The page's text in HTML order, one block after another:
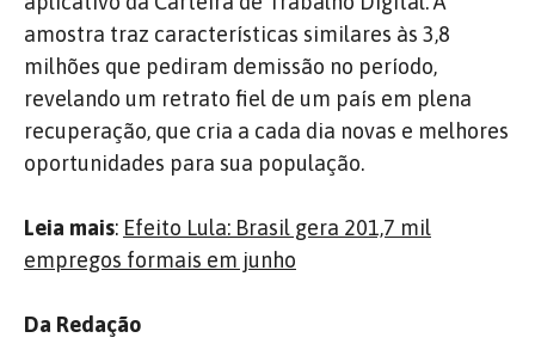
amostra traz características similares às 3,8
milhões que pediram demissão no período,
revelando um retrato fiel de um país em plena
recuperação, que cria a cada dia novas e melhores
oportunidades para sua população.
Leia mais: Efeito Lula: Brasil gera 201,7 mil
empregos formais em junho
Da Redação